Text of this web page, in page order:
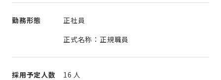
勤務形態
正社員
正式名称：正規職員
採用予定人数 16 人